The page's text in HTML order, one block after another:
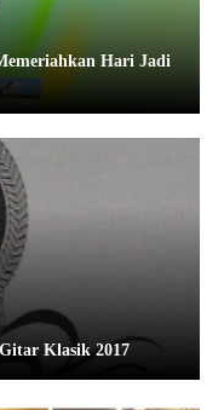
Hari Jadi
Klasik 2017